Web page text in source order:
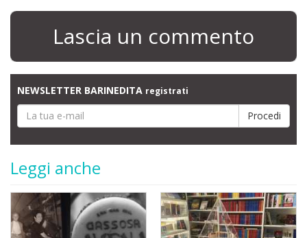
Lascia un commento
NEWSLETTER BARINEDITA registrati
Leggi anche